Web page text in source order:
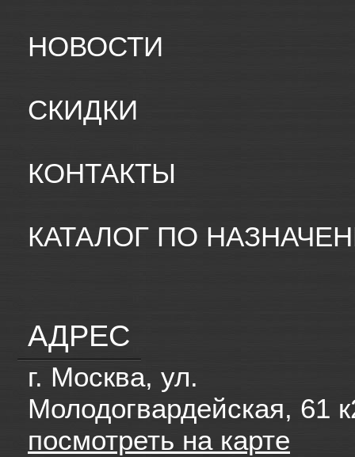
НОВОСТИ
СКИДКИ
КОНТАКТЫ
КАТАЛОГ ПО
АДРЕС
г. Москва, ул.
Молодогвардейская, 61
посмотреть на карте